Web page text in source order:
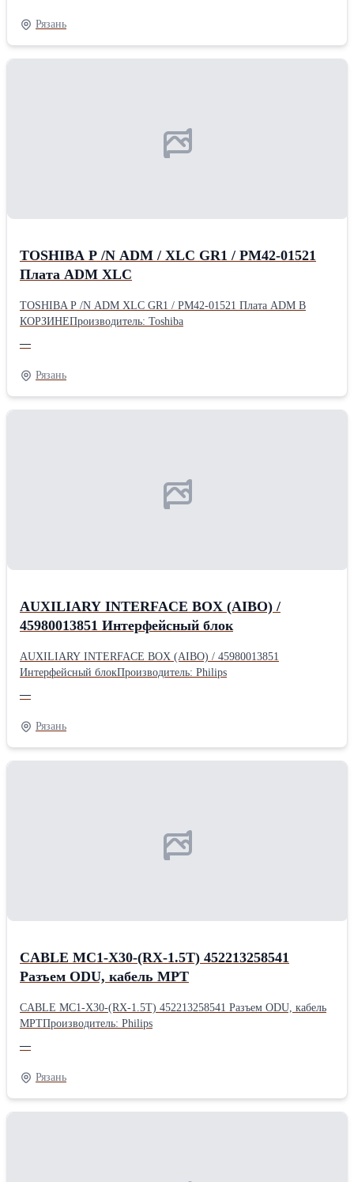
Рязань
TOSHIBA P /N ADM / XLC GR1 / PM42-01521
Плата ADM XLC
TOSHIBA P /N ADM XLC GR1 / PM42-01521 Плата ADM В
КОРЗИНЕПроизводитель: Toshiba
—
Рязань
AUXILIARY INTERFACE BOX (AIBO) /
45980013851 Интерфейсный блок
AUXILIARY INTERFACE BOX (AIBO) / 45980013851
Интерфейсный блокПроизводитель: Philips
—
Рязань
CABLE MC1-X30-(RX-1.5T) 452213258541
Разъем ODU, кабель МРТ
CABLE MC1-X30-(RX-1.5T) 452213258541 Разъем ODU, кабель
МРТПроизводитель: Philips
—
Рязань